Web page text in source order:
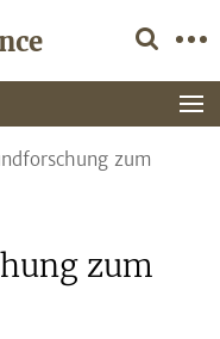
zum
zum